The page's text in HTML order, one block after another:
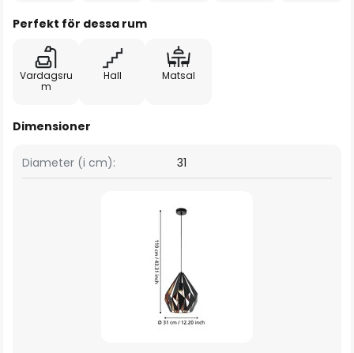
Perfekt för dessa rum
Vardagsru
m
Hall Matsal
Dimensioner
Diameter (i cm): 31